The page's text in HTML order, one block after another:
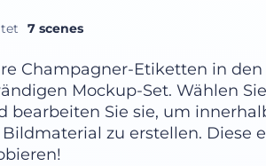
7 scenes
Champagner-Etiketten in
Mockup-Set. Wählen
bearbeiten Sie sie, um
zu erstellen. Diese